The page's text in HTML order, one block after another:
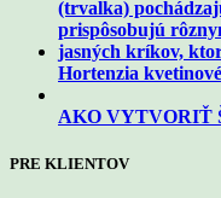
Hortenzia
AKO VYTVORIŤ
PRE KLIENTOV